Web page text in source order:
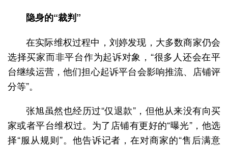
隐身的“裁判”
在实际维权过程中，刘婷发现，大多数商家仍会
选择买家而非平台作为起诉对象，“很多人还会在平
台继续运营，他们担心起诉平台会影响推流、店铺评
分等”。
张旭虽然也经历过“仅退款”，但他从来没有向买
家或者平台维权过。为了店铺有更好的“曝光”，他选
择“服从规则”。他告诉记者，在对商家的“售后满意